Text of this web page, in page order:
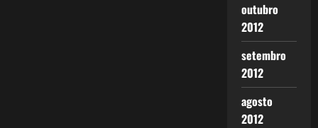
outubro
2012
setembro
2012
agosto
2012